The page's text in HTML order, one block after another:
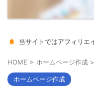
当サイトではアフィリエ
HOME > ホームページ作成 >
ホームページ作成